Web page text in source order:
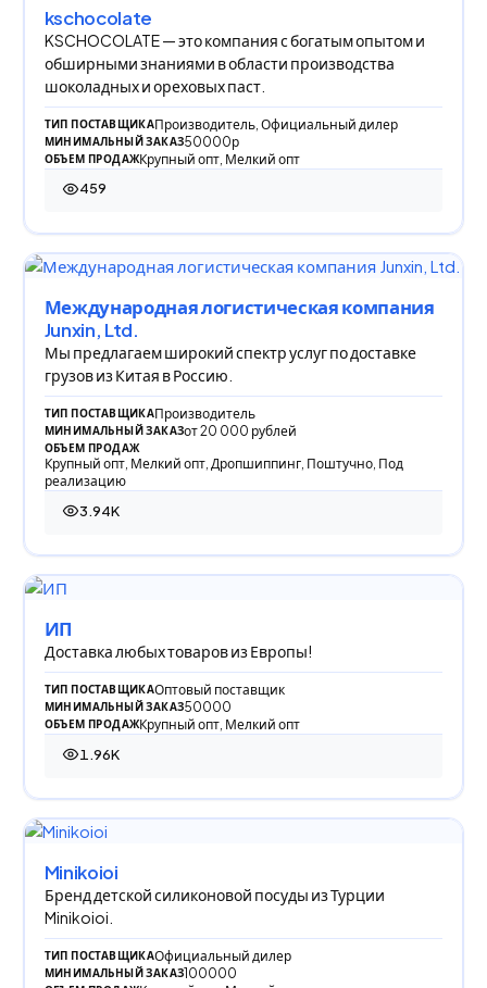
kschocolate
KSCHOCOLATE — это компания с богатым опытом и
обширными знаниями в области производства
шоколадных и ореховых паст.
ТИП ПОСТАВЩИКАПроизводитель, Официальный дилер
МИНИМАЛЬНЫЙ ЗАКАЗ50000р
ОБЪЕМ ПРОДАЖКрупный опт, Мелкий опт
459
459 просмотров
Международная логистическая компания
Junxin, Ltd.
Мы предлагаем широкий спектр услуг по доставке
грузов из Китая в Россию.
ТИП ПОСТАВЩИКАПроизводитель
МИНИМАЛЬНЫЙ ЗАКАЗот 20 000 рублей
ОБЪЕМ ПРОДАЖ
Крупный опт, Мелкий опт, Дропшиппинг, Поштучно, Под
реализацию
3.94K
3 938 просмотров
ИП
Доставка любых товаров из Европы!
ТИП ПОСТАВЩИКАОптовый поставщик
МИНИМАЛЬНЫЙ ЗАКАЗ50000
ОБЪЕМ ПРОДАЖКрупный опт, Мелкий опт
1.96K
1 962 просмотра
Minikoioi
Бренд детской силиконовой посуды из Турции
Minikoioi.
ТИП ПОСТАВЩИКАОфициальный дилер
МИНИМАЛЬНЫЙ ЗАКАЗ100000